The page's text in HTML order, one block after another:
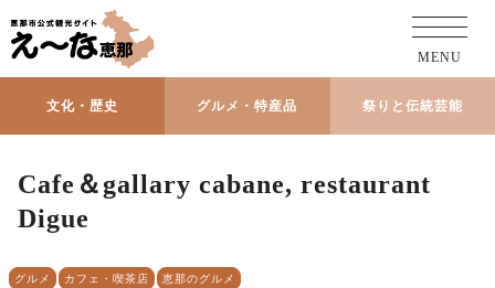
文化・歴史 グルメ・特産品 祭りと伝統芸能
MENU
Cafe＆gallary cabane, restaurant
Digue
グルメ カフェ・喫茶店 恵那のグルメ